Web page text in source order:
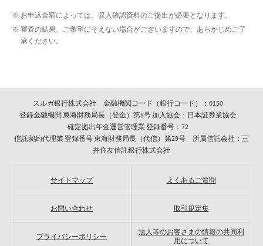
お申込金額によっては、収入確認資料のご提出が必要となります。
審査の結果、ご希望にそえない場合がございますので、あらかじめご了
承ください。
スルガ銀行株式会社 金融機関コード（銀行コード）：0150
登録金融機関 東海財務局長（登金）第8号 加入協会：日本証券業協会
確定拠出年金運営管理業 登録番号：72
信託契約代理業 登録番号 東海財務局長（代信）第29号 所属信託会社：三
井住友信託銀行株式会社
サイトマップ よくあるご質問
お問い合わせ 取引規定集
プライバシーポリシー
法人等のお客さまの情報の共同利
用について